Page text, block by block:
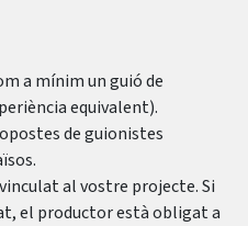
a mínim un guió de
equivalent).
de guionistes
al vostre projecte. Si
el productor està obligat a